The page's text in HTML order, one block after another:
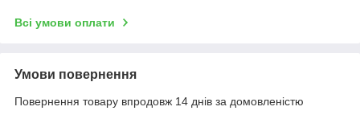
Всі умови оплати
Умови повернення
Повернення товару впродовж 14 днів за домовленістю